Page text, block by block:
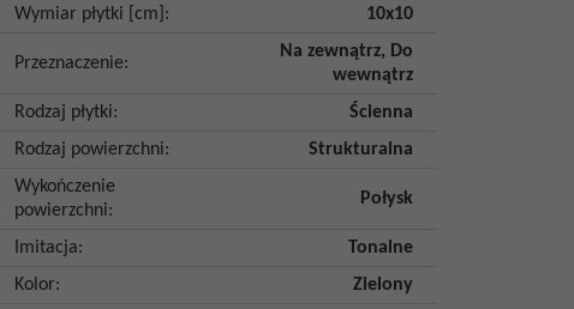
Wymiar płytki [cm] : 10x10
Przeznaczenie:
Na zewnątrz, Do
wewnątrz
Rodzaj płytki:
Ścienna
Rodzaj powierzchni:
Strukturalna
Wykończenie
powierzchni:
Połysk
Imitacja:
Tonalne
Kolor:
Zielony